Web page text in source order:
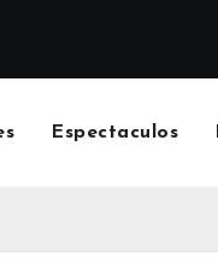
Espectaculos